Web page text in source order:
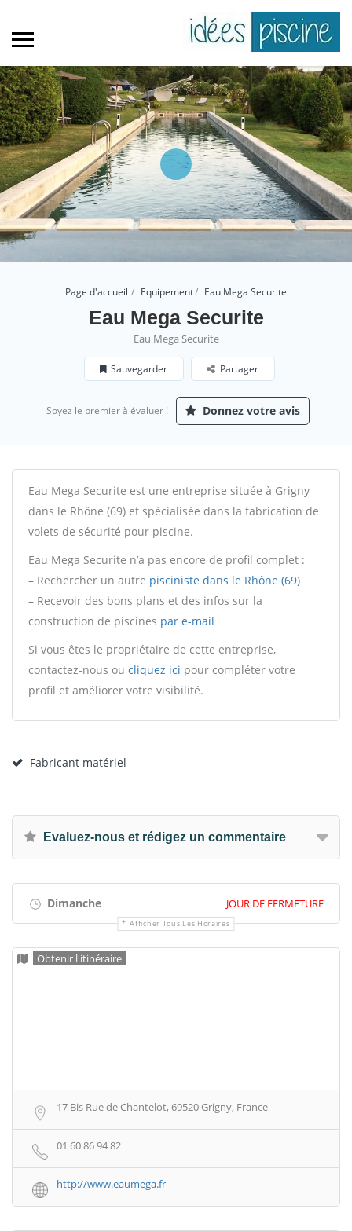
Page d'accueil Equipement Eau Mega Securite
Eau Mega Securite
Eau Mega Securite
Sauvegarder Partager
Soyez le premier à évaluer ! Donnez votre avis
Eau Mega Securite est une entreprise située à Grigny
dans le Rhône (69) et spécialisée dans la fabrication de
volets de sécurité pour piscine.
Eau Mega Securite n’a pas encore de profil complet :
– Rechercher un autre pisciniste dans le Rhône (69)
– Recevoir des bons plans et des infos sur la
construction de piscines par e-mail
Si vous êtes le propriétaire de cette entreprise,
contactez-nous ou cliquez ici pour compléter votre
profil et améliorer votre visibilité.
Fabricant matériel
Evaluez-nous et rédigez un commentaire
Dimanche JOUR DE FERMETURE
Afficher Tous Les Horaires
Obtenir l'itinéraire
17 Bis Rue de Chantelot, 69520 Grigny, France
01 60 86 94 82
http://www.eaumega.fr